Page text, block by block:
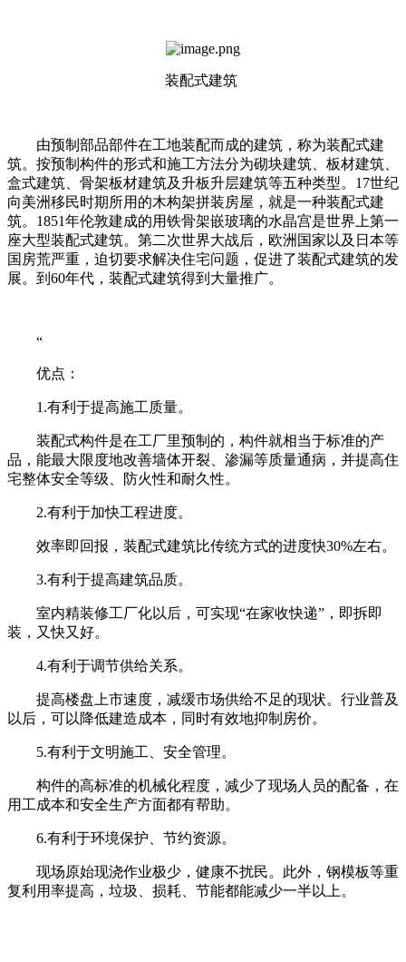
装配式建筑
由预制部品部件在工地装配而成的建筑，称为装配式建
筑。按预制构件的形式和施工方法分为砌块建筑、板材建筑、
盒式建筑、骨架板材建筑及升板升层建筑等五种类型。17世纪
向美洲移民时期所用的木构架拼装房屋，就是一种装配式建
筑。1851年伦敦建成的用铁骨架嵌玻璃的水晶宫是世界上第一
座大型装配式建筑。第二次世界大战后，欧洲国家以及日本等
国房荒严重，迫切要求解决住宅问题，促进了装配式建筑的发
展。到60年代，装配式建筑得到大量推广。
“
优点：
1.有利于提高施工质量。
装配式构件是在工厂里预制的，构件就相当于标准的产
品，能最大限度地改善墙体开裂、渗漏等质量通病，并提高住
宅整体安全等级、防火性和耐久性。
2.有利于加快工程进度。
效率即回报，装配式建筑比传统方式的进度快30%左右。
3.有利于提高建筑品质。
室内精装修工厂化以后，可实现“在家收快递”，即拆即
装，又快又好。
4.有利于调节供给关系。
提高楼盘上市速度，减缓市场供给不足的现状。行业普及
以后，可以降低建造成本，同时有效地抑制房价。
5.有利于文明施工、安全管理。
构件的高标准的机械化程度，减少了现场人员的配备，在
用工成本和安全生产方面都有帮助。
6.有利于环境保护、节约资源。
现场原始现浇作业极少，健康不扰民。此外，钢模板等重
复利用率提高，垃圾、损耗、节能都能减少一半以上。